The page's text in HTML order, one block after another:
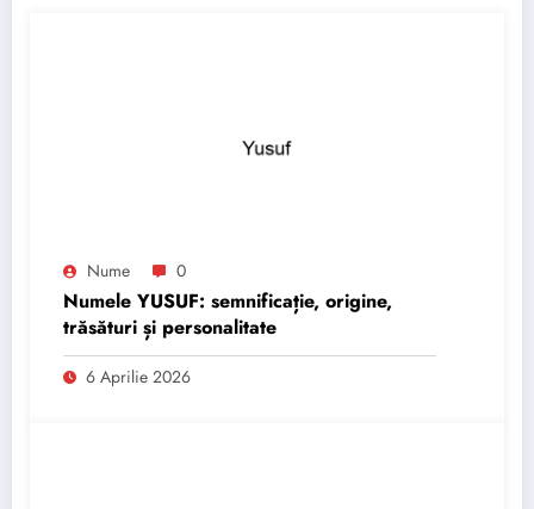
Nume 0
Numele YUSUF: semnificație, origine,
trăsături și personalitate
6 Aprilie 2026